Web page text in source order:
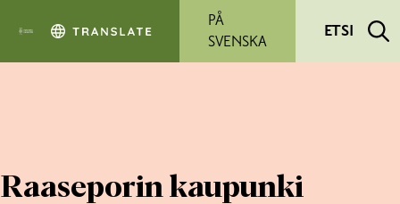
PÅ
SVENSKA
ETSI
Raaseporin kaupunki